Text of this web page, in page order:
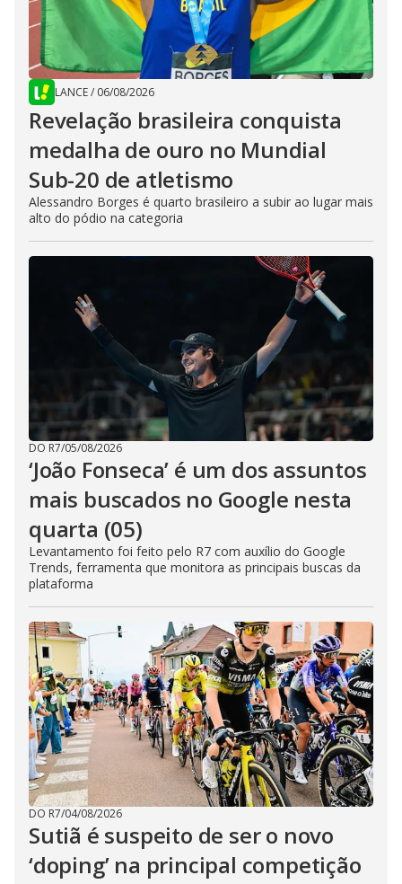
LANCE/ 06/08/2026
Revelação brasileira conquista
medalha de ouro no Mundial
Sub-20 de atletismo
Alessandro Borges é quarto brasileiro a subir ao lugar mais
alto do pódio na categoria
DO R7/05/08/2026
‘João Fonseca’ é um dos assuntos
mais buscados no Google nesta
quarta (05)
Levantamento foi feito pelo R7 com auxílio do Google
Trends, ferramenta que monitora as principais buscas da
plataforma
DO R7/04/08/2026
Sutiã é suspeito de ser o novo
‘doping’ na principal competição